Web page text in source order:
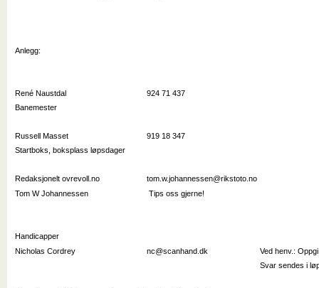
Anlegg:
René Naustdal
924 71 437
Banemester
Russell Masset
919 18 347
Startboks, boksplass løpsdager
Redaksjonelt ovrevoll.no
tom.w.johannessen@rikstoto.no
Tom W Johannessen
Tips oss gjerne!
Handicapper
Nicholas Cordrey
nc@scanhand.dk Ved henv.:
Svar sendes i